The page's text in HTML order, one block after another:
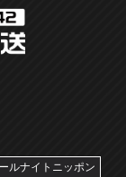
ルナイトニッポン